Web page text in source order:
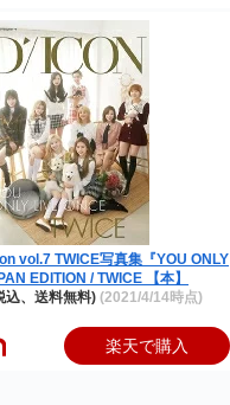
vol.7 TWICE写真集『YOU ONLY
EDITION / TWICE 【本】
込、送料無料) (2021/4/14時点)
楽天で購入